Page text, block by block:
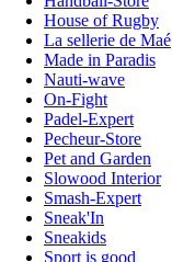
House of Rugby
La sellerie de Maé
Made in Paradis
Nauti-wave
On-Fight
Padel-Expert
Pecheur-Store
Pet and Garden
Slowood Interior
Smash-Expert
Sneak'In
Sneakids
Sport is good